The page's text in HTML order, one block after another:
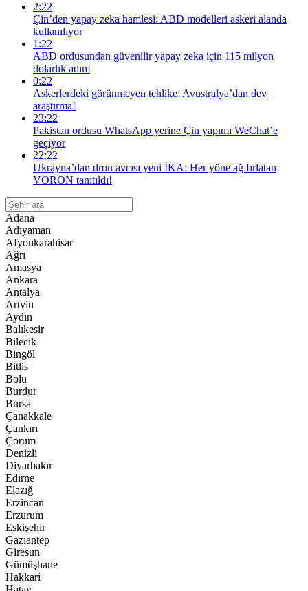
2:22
Çin’den yapay zeka hamlesi: ABD modelleri askeri alanda
kullanılıyor
1:22
ABD ordusundan güvenilir yapay zeka için 115 milyon
dolarlık adım
0:22
Askerlerdeki görünmeyen tehlike: Avustralya’dan dev
araştırma!
23:22
Pakistan ordusu WhatsApp yerine Çin yapımı WeChat’e
geçiyor
22:22
Ukrayna’dan dron avcısı yeni İKA: Her yöne ağ fırlatan
VORON tanıtıldı!
Adana
Adıyaman
Afyonkarahisar
Ağrı
Amasya
Ankara
Antalya
Artvin
Aydın
Balıkesir
Bilecik
Bingöl
Bitlis
Bolu
Burdur
Bursa
Çanakkale
Çankırı
Çorum
Denizli
Diyarbakır
Edirne
Elazığ
Erzincan
Erzurum
Eskişehir
Gaziantep
Giresun
Gümüşhane
Hakkari